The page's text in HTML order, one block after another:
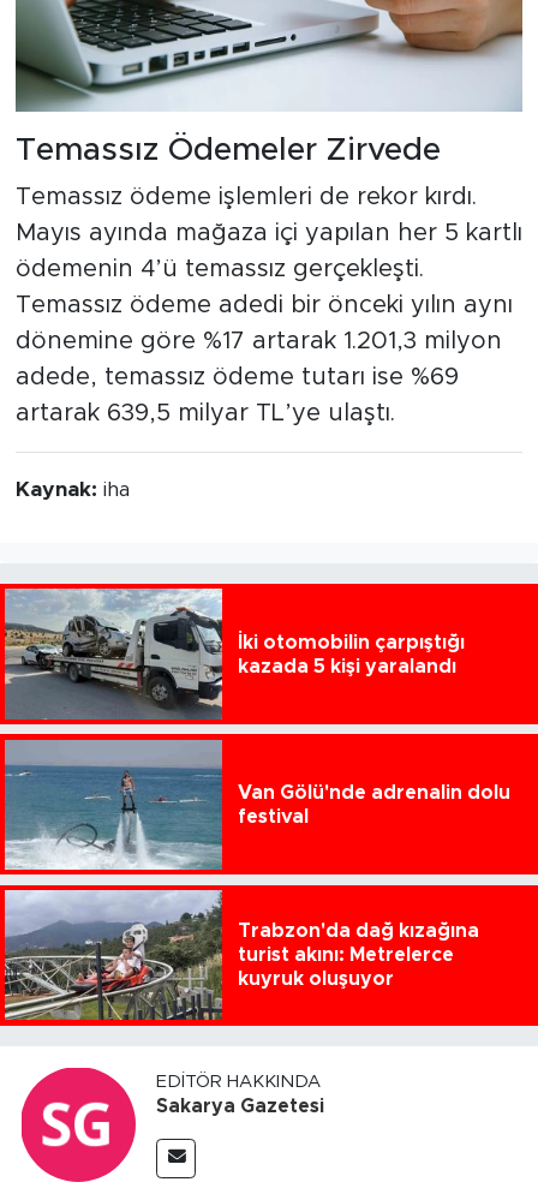
Temassız Ödemeler Zirvede
Temassız ödeme işlemleri de rekor kırdı.
Mayıs ayında mağaza içi yapılan her 5 kartlı
ödemenin 4’ü temassız gerçekleşti.
Temassız ödeme adedi bir önceki yılın aynı
dönemine göre %17 artarak 1.201,3 milyon
adede, temassız ödeme tutarı ise %69
artarak 639,5 milyar TL’ye ulaştı.
Kaynak: iha
İki otomobilin çarpıştığı
kazada 5 kişi yaralandı
Van Gölü'nde adrenalin dolu
festival
Trabzon'da dağ kızağına
turist akını: Metrelerce
kuyruk oluşuyor
EDITÖR HAKKINDA
Sakarya Gazetesi